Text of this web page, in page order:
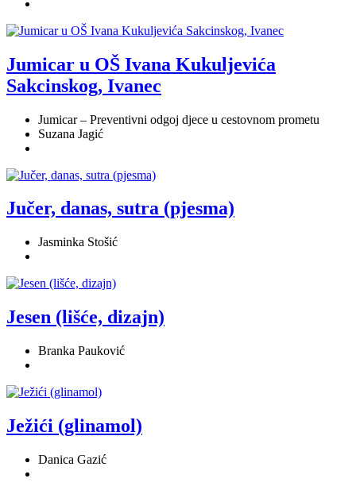
Jumicar u OŠ Ivana Kukuljevića
Sakcinskog, Ivanec
Jumicar – Preventivni odgoj djece u cestovnom prometu
Suzana Jagić
Jučer, danas, sutra (pjesma)
Jasminka Stošić
Jesen (lišće, dizajn)
Branka Pauković
Ježići (glinamol)
Danica Gazić